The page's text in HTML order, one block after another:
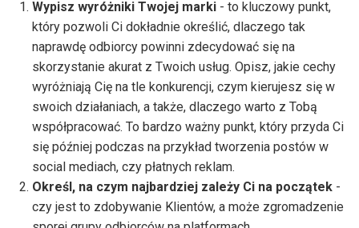
Wypisz wyróżniki Twojej marki - to kluczowy punkt,
który pozwoli Ci dokładnie określić, dlaczego tak
naprawdę odbiorcy powinni zdecydować się na
skorzystanie akurat z Twoich usług. Opisz, jakie cechy
wyróżniają Cię na tle konkurencji, czym kierujesz się w
swoich działaniach, a także, dlaczego warto z Tobą
współpracować. To bardzo ważny punkt, który przyda Ci
się później podczas na przykład tworzenia postów w
social mediach, czy płatnych reklam.
Określ, na czym najbardziej zależy Ci na początek -
czy jest to zdobywanie Klientów, a może zgromadzenie